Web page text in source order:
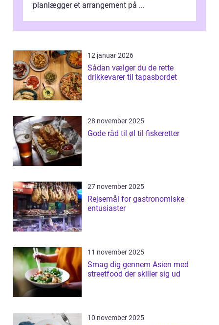
planlægger et arrangement på ...
12 januar 2026
Sådan vælger du de rette
drikkevarer til tapasbordet
28 november 2025
Gode råd til øl til fiskeretter
27 november 2025
Rejsemål for gastronomiske
entusiaster
11 november 2025
Smag dig gennem Asien med
streetfood der skiller sig ud
10 november 2025